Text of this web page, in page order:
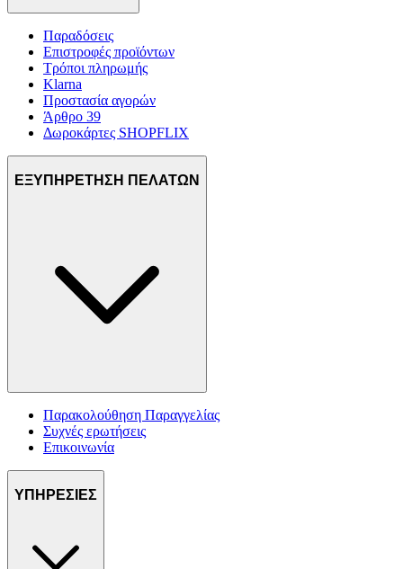
Παραδόσεις
Επιστροφές προϊόντων
Τρόποι πληρωμής
Klarna
Προστασία αγορών
Άρθρο 39
Δωροκάρτες SHOPFLIX
ΕΞΥΠΗΡΕΤΗΣΗ ΠΕΛΑΤΩΝ
Παρακολούθηση Παραγγελίας
Συχνές ερωτήσεις
Επικοινωνία
ΥΠΗΡΕΣΙΕΣ